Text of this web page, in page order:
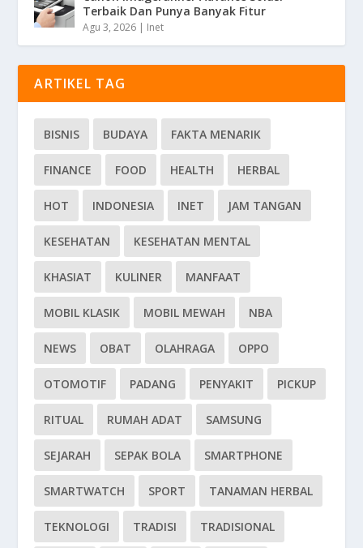
Terbaik Dan Punya Banyak Fitur
Agu 3, 2026 | Inet
ARTIKEL TAG
BISNIS BUDAYA FAKTA MENARIK
FINANCE FOOD HEALTH HERBAL
HOT INDONESIA INET JAM TANGAN
KESEHATAN KESEHATAN MENTAL
KHASIAT KULINER MANFAAT
MOBIL KLASIK MOBIL MEWAH NBA
NEWS OBAT OLAHRAGA OPPO
OTOMOTIF PADANG PENYAKIT PICKUP
RITUAL RUMAH ADAT SAMSUNG
SEJARAH SEPAK BOLA SMARTPHONE
SMARTWATCH SPORT TANAMAN HERBAL
TEKNOLOGI TRADISI TRADISIONAL